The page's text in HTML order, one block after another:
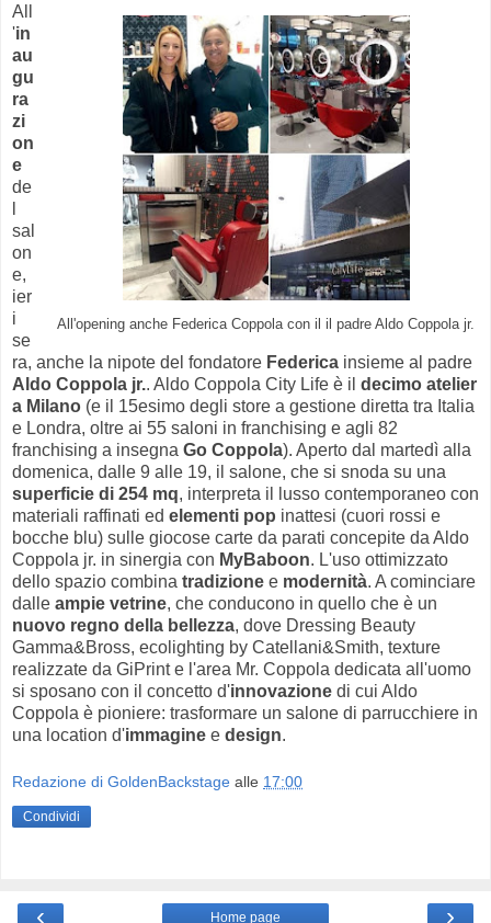
All'opening anche Federica Coppola con il il padre Aldo Coppola jr.
All
'in
au
gu
ra
zi
on
e
de
sal
on
e,
ier
i
se
ra, anche la nipote del fondatore Federica insieme al padre
Aldo Coppola jr.. Aldo Coppola City Life è il decimo atelier
a Milano (e il 15esimo degli store a gestione diretta tra Italia
e Londra, oltre ai 55 saloni in franchising e agli 82
franchising a insegna Go Coppola). Aperto dal martedì alla
domenica, dalle 9 alle 19, il salone, che si snoda su una
superficie di 254 mq, interpreta il lusso contemporaneo con
materiali raffinati ed elementi pop inattesi (cuori rossi e
bocche blu) sulle giocose carte da parati concepite da Aldo
Coppola jr. in sinergia con MyBaboon. L'uso ottimizzato
dello spazio combina tradizione e modernità. A cominciare
dalle ampie vetrine, che conducono in quello che è un
nuovo regno della bellezza, dove Dressing Beauty
Gamma&Bross, ecolighting by Catellani&Smith, texture
realizzate da GiPrint e l'area Mr. Coppola dedicata all'uomo
si sposano con il concetto d'innovazione di cui Aldo
Coppola è pioniere: trasformare un salone di parrucchiere in
una location d'immagine e design.
Redazione di GoldenBackstage alle 17:00
Condividi
‹ ›
Home page